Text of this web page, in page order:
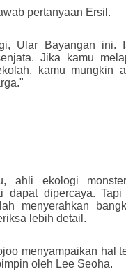
pertanyaan Ersil.
Ular Bayangan ini.
Jika kamu
kamu mungkin
ahli ekologi
dapat dipercaya. Tapi
menyerahkan
lebih detail.
menyampaikan hal
oleh Lee Seoha.